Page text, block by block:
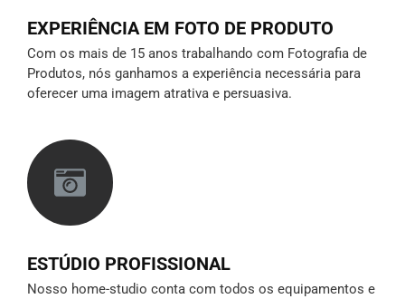
EXPERIÊNCIA EM FOTO DE PRODUTO
Com os mais de 15 anos trabalhando com Fotografia de
Produtos, nós ganhamos a experiência necessária para
oferecer uma imagem atrativa e persuasiva.
ESTÚDIO PROFISSIONAL
Nosso home-studio conta com todos os equipamentos e